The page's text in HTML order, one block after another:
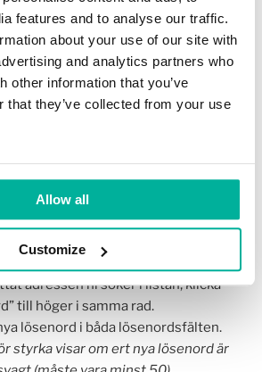
features and to analyse our traffic.
about your use of our site with
and analytics partners who
other information that you’ve
that they’ve collected from your use
Allow all
Customize
sektionen E-post och klicka på ”E-
alla era adresser visas i sektionen E-
stor (>10) gör följande för att hitta en
under listan för att se nästa
i listan.
i Paketstorlek filtret i det högra
listan. Antalet ni väljer avser
adressen ni söker i listan, klicka
till höger i samma rad.
lösenord i båda lösenordsfälten.
styrka visar om ert nya lösenord är